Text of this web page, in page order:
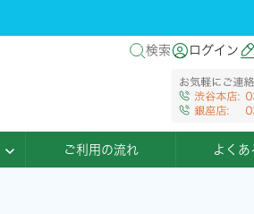
検索 ログイン
ご利用の流れ よくあ